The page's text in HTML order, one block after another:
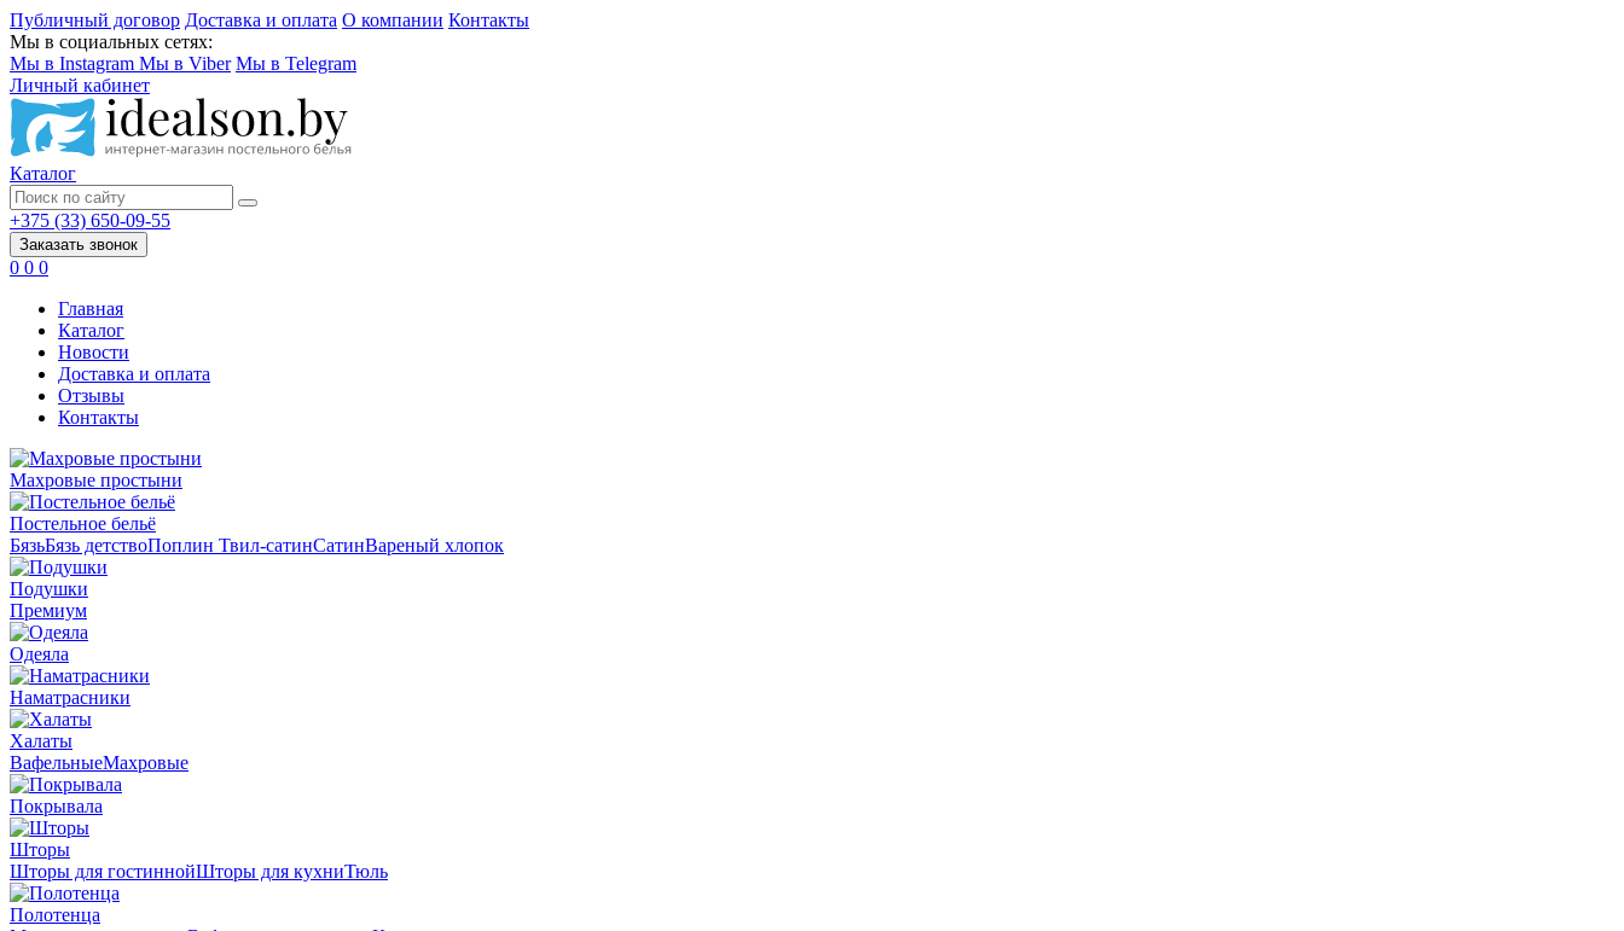
Публичный договор Доставка и оплата О компании Контакты
Мы в социальных сетях:
Мы в Instagram Мы в Viber Мы в Telegram
Личный кабинет
Каталог
+375 (33) 650-09-55
Заказать звонок
0 0 0
Главная
Каталог
Новости
Доставка и оплата
Отзывы
Контакты
Махровые простыни
Постельное бельё
БязьБязь детствоПоплин Твил-сатинСатинВареный хлопок
Подушки
Премиум
Одеяла
Наматрасники
Халаты
ВафельныеМахровые
Покрывала
Шторы
Шторы для гостиннойШторы для кухниТюль
Полотенца